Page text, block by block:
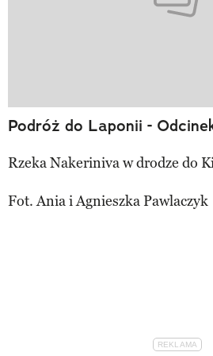
Podróż do Laponii -
Rzeka Nakeriniva w drodze do
Fot. Ania i Agnieszka Pawlaczyk